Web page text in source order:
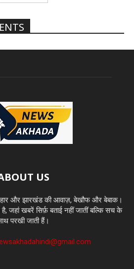
US
और झारखंड की आवाज़, बेखौफ और बेबाक।
जहां खबरें सिर्फ़ बताई नहीं जातीं बल्कि सच के
परखी जाती हैं।